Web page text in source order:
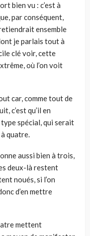
bien vu : c’est à
par conséquent,
ensemble
je parlais tout à
clé voir, cette
où l’on voit
car, comme tout de
c’est qu’il en
spécial, qui serait
quatre.
aussi bien à trois,
deux-là restent
noués, si l’on
d’en mettre
mettent